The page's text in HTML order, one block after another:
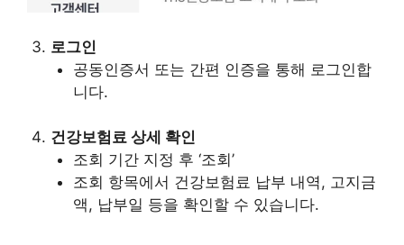
로그인
공동인증서 또는 간편 인증을 통해 로그인합
니다.
건강보험료 상세 확인
조회 기간 지정 후 ‘조회’
조회 항목에서 건강보험료 납부 내역, 고지금
액, 납부일 등을 확인할 수 있습니다.